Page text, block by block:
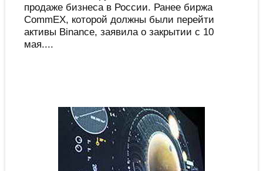
продаже бизнеса в России. Ранее биржа
CommEX, которой должны были перейти
активы Binance, заявила о закрытии с 10
мая....